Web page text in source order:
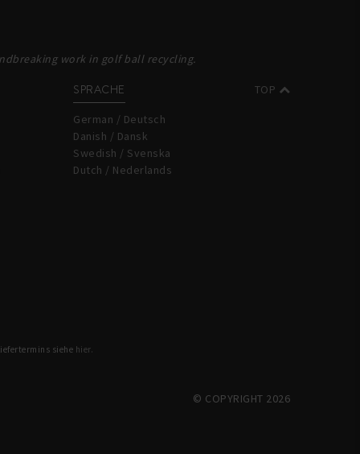
work in golf ball recycling.
TOP
SPRACHE
German / Deutsch
Danish / Dansk
Swedish / Svenska
Dutch / Nederlands
siehe hier.
© COPYRIGHT 2026